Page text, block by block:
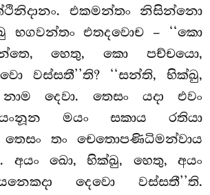
එකමන්තං නිසින්නො
භගවන්තං එතදවොච– ‘‘කො
හෙතු, කො පච්චයො,
වස්සතී’’ති? ‘‘සන්ති, භික්ඛු,
නාම දෙවා. තෙසං යදා එවං
මයං සකාය රතියා
තෙසං තං චෙතොපණිධිමන්වාය
අයං ඛො, භික්ඛු, හෙතු, අයං
දෙවො වස්සතී’’ති.